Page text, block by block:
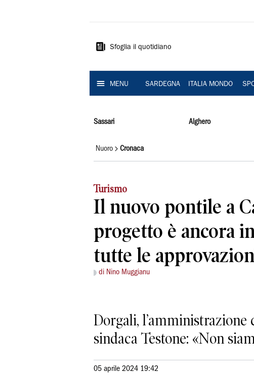
Sardegna
Sfoglia il quotidiano
MENU SARDEGNA ITALIA MONDO
Sassari Alghero
Nuoro Cronaca
Turismo
Il nuovo pontile a
progetto è ancora
tutte le
di Nino Muggianu
Dorgali, l’amministrazione
sindaca Testone: «Non
05 aprile 2024 19:42